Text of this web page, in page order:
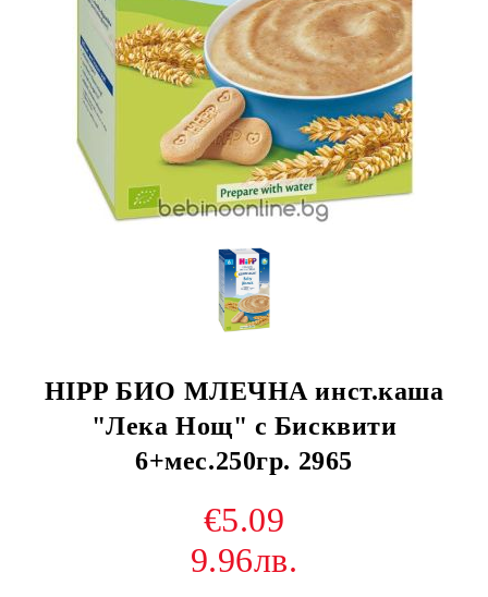
HIPP БИО МЛЕЧНА инст.каша
"Лека Нощ" с Бисквити
6+мес.250гр. 2965
€5.09
9.96лв.